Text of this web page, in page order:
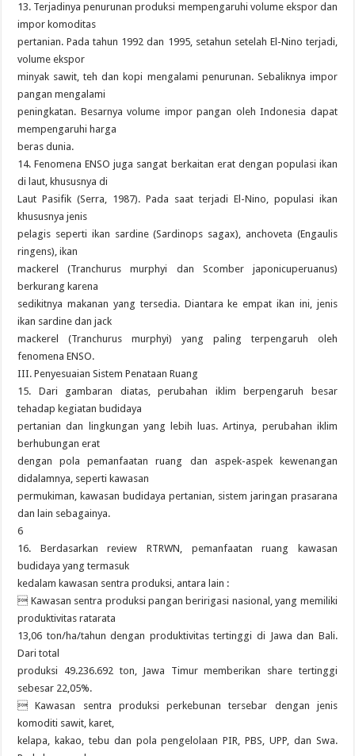
13. Terjadinya penurunan produksi mempengaruhi volume ekspor dan
impor komoditas
pertanian. Pada tahun 1992 dan 1995, setahun setelah El-Nino terjadi,
volume ekspor
minyak sawit, teh dan kopi mengalami penurunan. Sebaliknya impor
pangan mengalami
peningkatan. Besarnya volume impor pangan oleh Indonesia dapat
mempengaruhi harga
beras dunia.
14. Fenomena ENSO juga sangat berkaitan erat dengan populasi ikan
di laut, khususnya di
Laut Pasifik (Serra, 1987). Pada saat terjadi El-Nino, populasi ikan
khususnya jenis
pelagis seperti ikan sardine (Sardinops sagax), anchoveta (Engaulis
ringens), ikan
mackerel (Tranchurus murphyi dan Scomber japonicuperuanus)
berkurang karena
sedikitnya makanan yang tersedia. Diantara ke empat ikan ini, jenis
ikan sardine dan jack
mackerel (Tranchurus murphyi) yang paling terpengaruh oleh
fenomena ENSO.
III. Penyesuaian Sistem Penataan Ruang
15. Dari gambaran diatas, perubahan iklim berpengaruh besar
tehadap kegiatan budidaya
pertanian dan lingkungan yang lebih luas. Artinya, perubahan iklim
berhubungan erat
dengan pola pemanfaatan ruang dan aspek-aspek kewenangan
didalamnya, seperti kawasan
permukiman, kawasan budidaya pertanian, sistem jaringan prasarana
dan lain sebagainya.
6
16. Berdasarkan review RTRWN, pemanfaatan ruang kawasan
budidaya yang termasuk
kedalam kawasan sentra produksi, antara lain :
 Kawasan sentra produksi pangan beririgasi nasional, yang memiliki
produktivitas ratarata
13,06 ton/ha/tahun dengan produktivitas tertinggi di Jawa dan Bali.
Dari total
produksi 49.236.692 ton, Jawa Timur memberikan share tertinggi
sebesar 22,05%.
 Kawasan sentra produksi perkebunan tersebar dengan jenis
komoditi sawit, karet,
kelapa, kakao, tebu dan pola pengelolaan PIR, PBS, UPP, dan Swa.